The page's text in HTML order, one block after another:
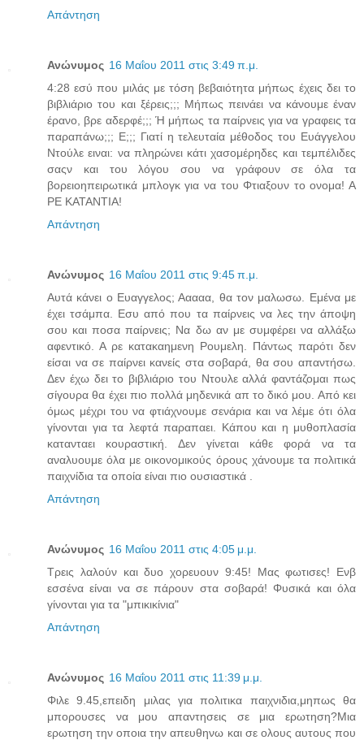
Απάντηση
Ανώνυμος 16 Μαΐου 2011 στις 3:49 π.μ.
4:28 εσύ που μιλάς με τόση βεβαιότητα μήπως έχεις δει το
βιβλιάριο του και ξέρεις;;; Μήπως πεινάει να κάνουμε έναν
έρανο, βρε αδερφέ;;; Ή μήπως τα παίρνεις για να γραφεις τα
παραπάνω;;; Ε;;; Γιατί η τελευταία μέθοδος του Ευάγγελου
Ντούλε ειναι: να πληρώνει κάτι χασομέρηδες και τεμπέλιδες
σαςν και του λόγου σου να γράφουν σε όλα τα
βορειοηπειρωτικά μπλογκ για να του Φτιαξουν το ονομα! Α
ΡΕ ΚΑΤΑΝΤΙΑ!
Απάντηση
Ανώνυμος 16 Μαΐου 2011 στις 9:45 π.μ.
Αυτά κάνει ο Ευαγγελος; Ααααα, θα τον μαλωσω. Εμένα με
έχει τσάμπα. Εσυ από που τα παίρνεις να λες την άποψη
σου και ποσα παίρνεις; Να δω αν με συμφέρει να αλλάξω
αφεντικό. Α ρε κατακαημενη Ρουμελη. Πάντως παρότι δεν
είσαι να σε παίρνει κανείς στα σοβαρά, θα σου απαντήσω.
Δεν έχω δει το βιβλιάριο του Ντουλε αλλά φαντάζομαι πως
σίγουρα θα έχει πιο πολλά μηδενικά απ το δικό μου. Από κει
όμως μέχρι του να φτιάχνουμε σενάρια και να λέμε ότι όλα
γίνονται για τα λεφτά παραπαει. Κάπου και η μυθοπλασία
κατανταει κουραστική. Δεν γίνεται κάθε φορά να τα
αναλυουμε όλα με οικονομικούς όρους χάνουμε τα πολιτικά
παιχνίδια τα οποία είναι πιο ουσιαστικά .
Απάντηση
Ανώνυμος 16 Μαΐου 2011 στις 4:05 μ.μ.
Τρεις λαλούν και δυο χορευουν 9:45! Μας φωτισες! Ενβ
εσσένα είναι να σε πάρουν στα σοβαρά! Φυσικά και όλα
γίνονται για τα "μπικικίνια"
Απάντηση
Ανώνυμος 16 Μαΐου 2011 στις 11:39 μ.μ.
Φιλε 9.45,επειδη μιλας για πολιτικα παιχνιδια,μηπως θα
μπορουσες να μου απαντησεις σε μια ερωτηση?Μια
ερωτηση την οποια την απευθηνω και σε ολους αυτους που